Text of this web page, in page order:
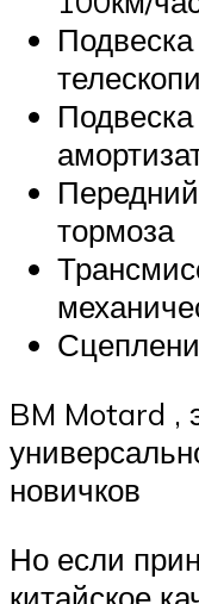
тормоза
BM Motard ,
новичков
Но если
китайское